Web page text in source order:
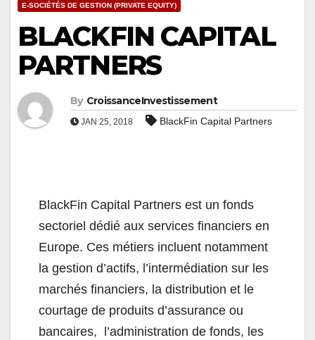
E-SOCIÉTÉS DE GESTION (PRIVATE EQUITY)
BLACKFIN CAPITAL
PARTNERS
By CroissanceInvestissement
JAN 25, 2018 BlackFin Capital Partners
BlackFin Capital Partners est un fonds
sectoriel dédié aux services financiers en
Europe. Ces métiers incluent notamment
la gestion d’actifs, l’intermédiation sur les
marchés financiers, la distribution et le
courtage de produits d’assurance ou
bancaires, l’administration de fonds, les